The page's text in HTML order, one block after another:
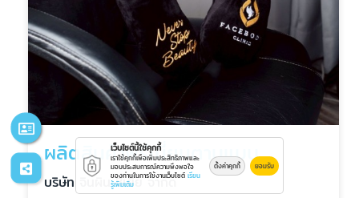
ผลิตสินค้าพรีเมี่ยมตามแบบ
บริษัท จินผิน ชี่เยี่ย จำกัด
เว็บไซต์นี้ใช้คุกกี้
เราใช้คุกกี้เพื่อเพิ่มประสิทธิภาพและ
มอบประสบการณ์ความพึงพอใจ
ของท่านในการใช้งานเว็บไซต์ เรียน
รู้เพิ่มเติม
ตั้งค่าคุกกี้ ยอมรับ